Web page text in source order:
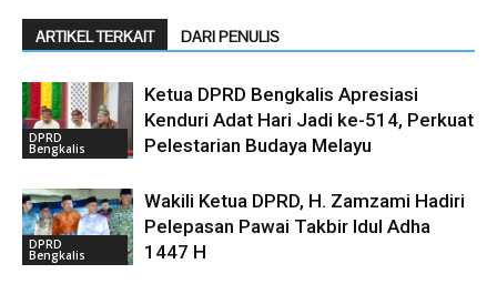
ARTIKEL TERKAIT DARI PENULIS
DPRD
Bengkalis
Ketua DPRD Bengkalis Apresiasi
Kenduri Adat Hari Jadi ke-514, Perkuat
Pelestarian Budaya Melayu
DPRD
Bengkalis
Wakili Ketua DPRD, H. Zamzami Hadiri
Pelepasan Pawai Takbir Idul Adha
1447 H